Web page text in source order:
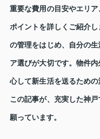
重要な費用の目安やエリ
ポイントを詳しくご紹介
の管理をはじめ、自分の
ア選びが大切です。物件
心して新生活を送るための
この記事が、充実した神
願っています。